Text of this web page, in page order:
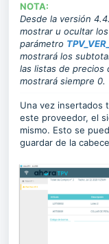
NOTA:
Desde la versión
mostrar u ocultar
parámetro
mostrará los
las listas de precios
mostrará siempre 0.
Una vez insertados
este proveedor, el
mismo. Esto se
guardar de la